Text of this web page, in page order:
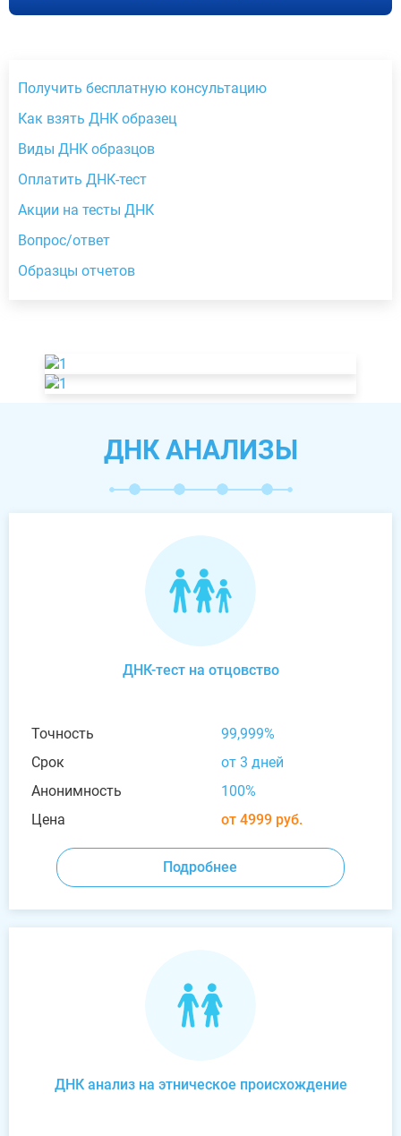
Получить бесплатную консультацию
Как взять ДНК образец
Виды ДНК образцов
Оплатить ДНК-тест
Акции на тесты ДНК
Вопрос/ответ
Образцы отчетов
ДНК АНАЛИЗЫ
ДНК-тест на отцовство
Точность
99,999%
Срок
от 3 дней
Анонимность
100%
Цена
от 4999 руб.
Подробнее
ДНК анализ на этническое происхождение